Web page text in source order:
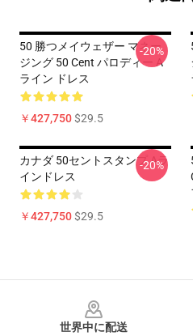
50 勝つメイウェザー マネー
ジング 50 Cent パロディー A
ライン ドレス
￥427,750$29.5
-20%
カナダ 50セントスタンプ Aラ
インドレス
￥427,750$29.5
-20%
世界中に配送